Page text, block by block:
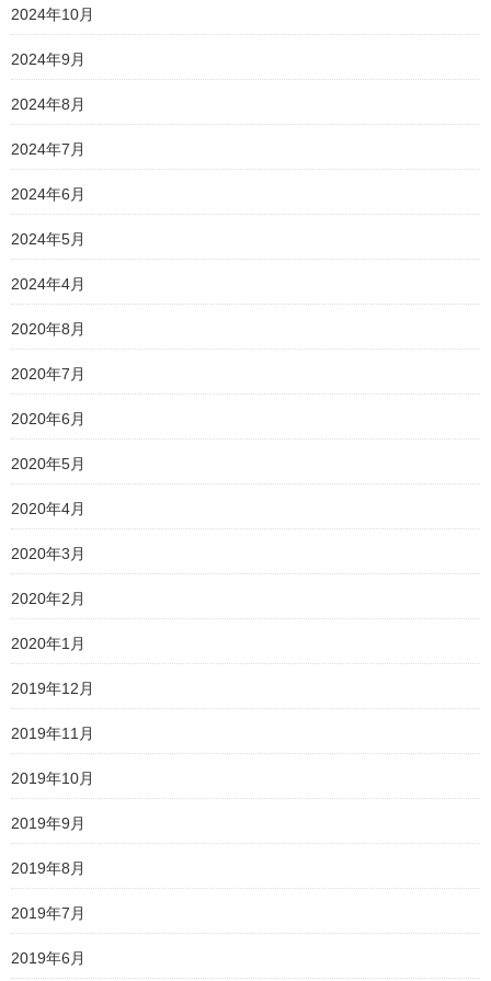
2024年10月
2024年9月
2024年8月
2024年7月
2024年6月
2024年5月
2024年4月
2020年8月
2020年7月
2020年6月
2020年5月
2020年4月
2020年3月
2020年2月
2020年1月
2019年12月
2019年11月
2019年10月
2019年9月
2019年8月
2019年7月
2019年6月